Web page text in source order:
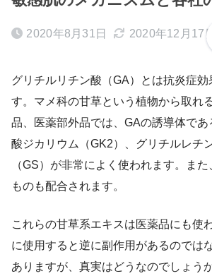
2020年8月31日 2020年12月17日
グリチルリチン酸（GA）とは抗炎症
す。マメ科の甘草という植物から取れ
品、医薬部外品では、GAの誘導体であ
酸ジカリウム（GK2）、グリチルレチ
（GS）が非常によく使われます。ま
ものも配合されます。
これらの甘草系エキスは医薬品にも使
に使用すると逆に副作用があるのでは
ありますが、真実はどうなのでしょう